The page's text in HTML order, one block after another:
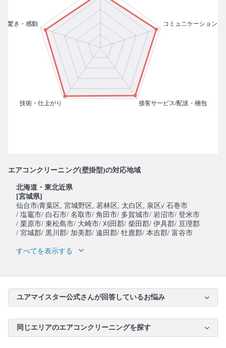
エアコンクリーニング(壁掛型)の対応地域
北海道・東北近県
[宮城県]
仙台市(青葉区 , 宮城野区 , 若林区 , 太白区 , 泉区)/ 石巻市
/ 塩竈市/ 白石市/ 名取市/ 角田市/ 多賀城市/ 岩沼市/ 登米市
/ 栗原市/ 東松島市/ 大崎市/ 刈田郡/ 柴田郡/ 伊具郡/ 亘理郡
/ 宮城郡/ 黒川郡/ 加美郡/ 遠田郡/ 牡鹿郡/ 本吉郡/ 富谷市
すべてを表示する
ユアマイスター公式さんが回答しているお悩み
同じエリアのエアコンクリーニングを探す